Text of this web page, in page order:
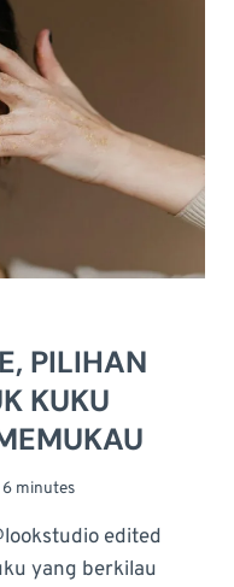
PILIHAN
KUKU
6 minutes
edited
yang berkilau